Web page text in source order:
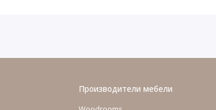
Производители мебели